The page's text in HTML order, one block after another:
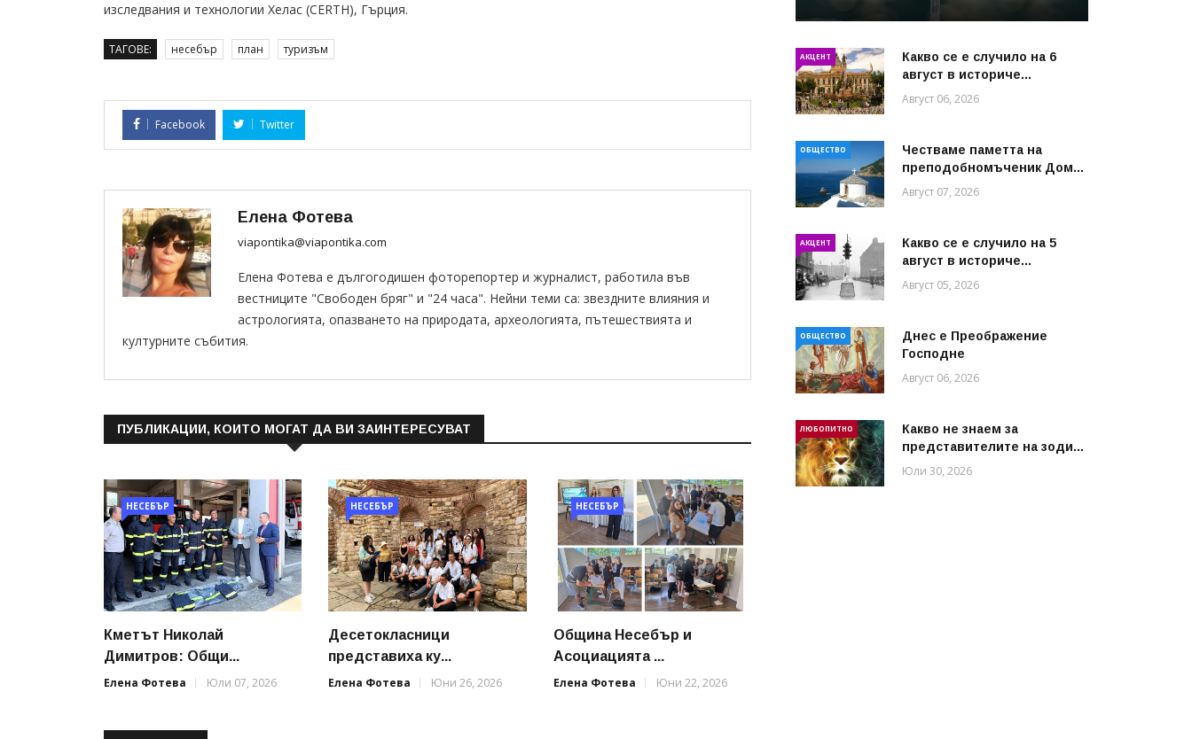
изследвания и технологии Хелас (CERTH), Гърция.
ТАГОВЕ: несебър план туризъм
Facebook Twitter
Елена Фотева
viapontika@viapontika.com
Елена Фотева е дългогодишен фоторепортер и журналист, работила във
вестниците "Свободен бряг" и "24 часа". Нейни теми са: звездните влияния и
астрологията, опазването на природата, археологията, пътешествията и
културните събития.
ПУБЛИКАЦИИ, КОИТО МОГАТ ДА ВИ ЗАИНТЕРЕСУВАТ
НЕСЕБЪР
Кметът Николай
Димитров: Общи...
Елена Фотева
Юли 07, 2026
НЕСЕБЪР
Десетокласници
представиха ку...
Елена Фотева
Юни 26, 2026
НЕСЕБЪР
Община Несебър и
Асоциацията ...
Елена Фотева
Юни 22, 2026
АКЦЕНТ
Какво се е случило на 6
август в историче...
Август 06, 2026
ОБЩЕСТВО
Честваме паметта на
преподобномъченик Дом...
Август 07, 2026
АКЦЕНТ
Какво се е случило на 5
август в историче...
Август 05, 2026
ОБЩЕСТВО
Днес е Преображение
Господне
Август 06, 2026
ЛЮБОПИТНО
Какво не знаем за
представителите на зоди...
Юли 30, 2026